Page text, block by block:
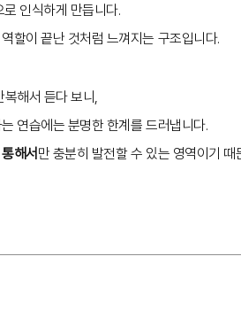
로 인식하게 만듭니다.
할이 끝난 것처럼 느껴지는 구조입니다.
해서 듣다 보니,
연습에는 분명한 한계를 드러냅니다.
해서 만 충분히 발전할 수 있는 영역이기 때